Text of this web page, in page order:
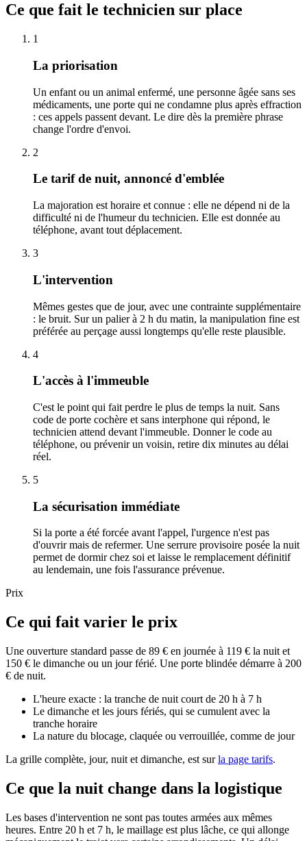
Ce que fait le technicien sur place
1
La priorisation
Un enfant ou un animal enfermé, une personne âgée sans ses
médicaments, une porte qui ne condamne plus après effraction
: ces appels passent devant. Le dire dès la première phrase
change l'ordre d'envoi.
2
Le tarif de nuit, annoncé d'emblée
La majoration est horaire et connue : elle ne dépend ni de la
difficulté ni de l'humeur du technicien. Elle est donnée au
téléphone, avant tout déplacement.
3
L'intervention
Mêmes gestes que de jour, avec une contrainte supplémentaire
: le bruit. Sur un palier à 2 h du matin, la manipulation fine est
préférée au perçage aussi longtemps qu'elle reste plausible.
4
L'accès à l'immeuble
C'est le point qui fait perdre le plus de temps la nuit. Sans
code de porte cochère et sans interphone qui répond, le
technicien attend devant l'immeuble. Donner le code au
téléphone, ou prévenir un voisin, retire dix minutes au délai
réel.
5
La sécurisation immédiate
Si la porte a été forcée avant l'appel, l'urgence n'est pas
d'ouvrir mais de refermer. Une serrure provisoire posée la nuit
permet de dormir chez soi et laisse le remplacement définitif
au lendemain, une fois l'assurance prévenue.
Prix
Ce qui fait varier le prix
Une ouverture standard passe de 89 € en journée à 119 € la nuit et
150 € le dimanche ou un jour férié. Une porte blindée démarre à 200
€ de nuit.
L'heure exacte : la tranche de nuit court de 20 h à 7 h
Le dimanche et les jours fériés, qui se cumulent avec la
tranche horaire
La nature du blocage, claquée ou verrouillée, comme de jour
La grille complète, jour, nuit et dimanche, est surla page tarifs.
Ce que la nuit change dans la logistique
Les bases d'intervention ne sont pas toutes armées aux mêmes
heures. Entre 20 h et 7 h, le maillage est plus lâche, ce qui allonge